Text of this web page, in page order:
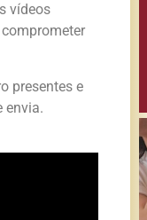
vídeos
presentes e
envia.